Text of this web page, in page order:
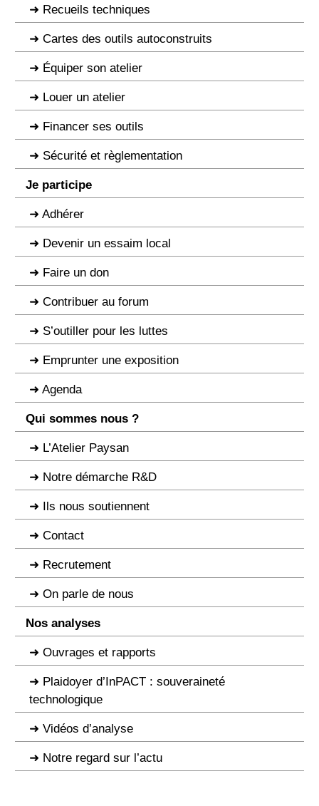
Recueils techniques
Cartes des outils autoconstruits
Équiper son atelier
Louer un atelier
Financer ses outils
Sécurité et règlementation
Je participe
Adhérer
Devenir un essaim local
Faire un don
Contribuer au forum
S’outiller pour les luttes
Emprunter une exposition
Agenda
Qui sommes nous ?
L’Atelier Paysan
Notre démarche R&D
Ils nous soutiennent
Contact
Recrutement
On parle de nous
Nos analyses
Ouvrages et rapports
Plaidoyer d’InPACT : souveraineté
technologique
Vidéos d’analyse
Notre regard sur l’actu